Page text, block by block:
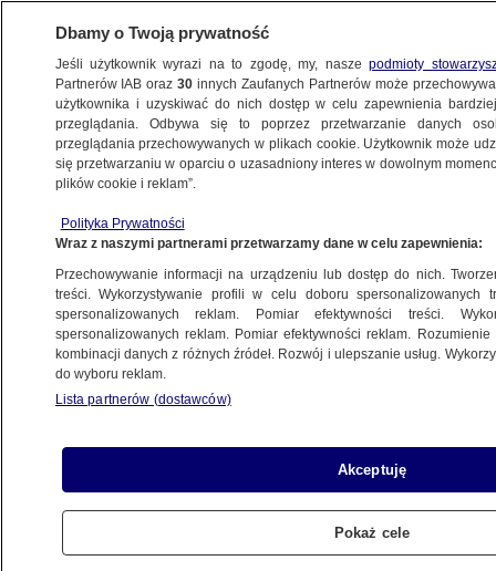
PROGRAMY
podatków
5.09.2016, 08:22
Udostępnij
Dbamy o Twoją prywatność
Jeśli użytkownik wyrazi na to zgodę, my, naszepodmioty
Partnerów IAB oraz30 innych Zaufanych Partnerów może
użytkownika i uzyskiwać do nich dostęp w celu zapewnienia
przeglądania. Odbywa się to poprzez przetwarzanie danych
przeglądania przechowywanych w plikach cookie. Użytkownik może
się przetwarzaniu w oparciu o uzasadniony interes w dowolnym
plików cookie i reklam”.
Polityka Prywatności
Wraz z naszymi partnerami przetwarzamy dane w celu zapewnienia:
Przechowywanie informacji na urządzeniu lub dostęp do nich.
treści. Wykorzystywanie profili w celu doboru spersonalizowanych
spersonalizowanych reklam. Pomiar efektywności treści.
spersonalizowanych reklam. Pomiar efektywności reklam.
kombinacji danych z różnych źródeł. Rozwój i ulepszanie usług.
do wyboru reklam.
Lista partnerów (dostawców)
Akceptuję
Pokaż cele